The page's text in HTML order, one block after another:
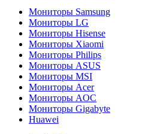
Мониторы Samsung
Мониторы LG
Мониторы Hisense
Мониторы Xiaomi
Мониторы Philips
Мониторы ASUS
Мониторы MSI
Мониторы Acer
Мониторы AOC
Мониторы Gigabyte
Huawei